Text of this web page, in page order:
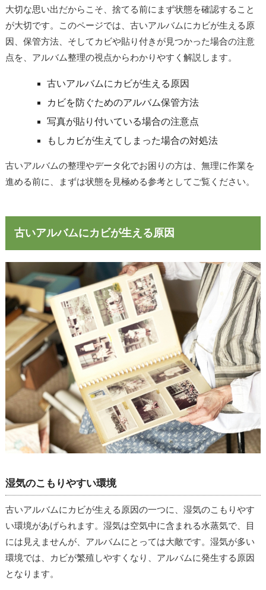
大切な思い出だからこそ、捨てる前にまず状態を確認すること
が大切です。このページでは、古いアルバムにカビが生える原
因、保管方法、そしてカビや貼り付きが見つかった場合の注意
点を、アルバム整理の視点からわかりやすく解説します。
古いアルバムにカビが生える原因
カビを防ぐためのアルバム保管方法
写真が貼り付いている場合の注意点
もしカビが生えてしまった場合の対処法
古いアルバムの整理やデータ化でお困りの方は、無理に作業を
進める前に、まずは状態を見極める参考としてご覧ください。
古いアルバムにカビが生える原因
湿気のこもりやすい環境
古いアルバムにカビが生える原因の一つに、湿気のこもりやす
い環境があげられます。湿気は空気中に含まれる水蒸気で、目
には見えませんが、アルバムにとっては大敵です。湿気が多い
環境では、カビが繁殖しやすくなり、アルバムに発生する原因
となります。